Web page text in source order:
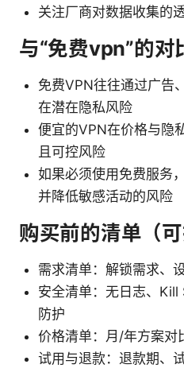
关注厂商对数据收集的
与“免费vpn”的对
免费VPN往往通过广告
在潜在隐私风险
便宜的VPN在价格与隐
且可控风险
如果必须使用免费服务
并降低敏感活动的风险
购买前的清单（可
需求清单：解锁需求、
安全清单：无日志、
防护
价格清单：月/年方案对
试用与退款：退款期、